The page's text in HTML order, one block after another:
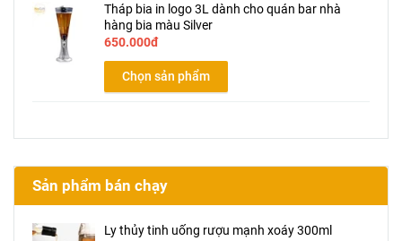
Tháp bia in logo 3L dành cho quán bar nhà
hàng bia màu Silver
650.000đ
Chọn sản phẩm
Sản phẩm bán chạy
Ly thủy tinh uống rượu mạnh xoáy 300ml